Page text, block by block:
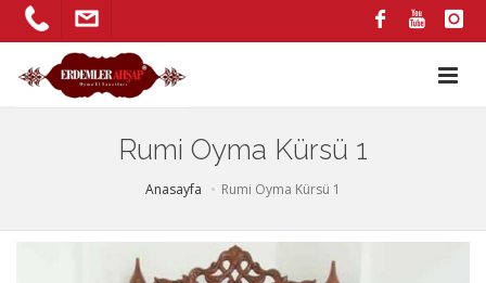
Rumi Oyma Kürsü 1
Anasayfa Rumi Oyma Kürsü 1